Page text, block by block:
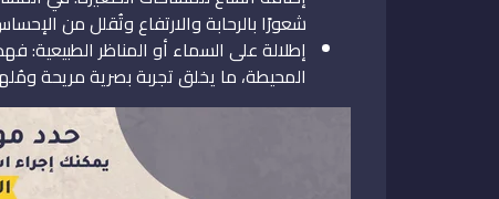
شعورًا بالرحابة والارتفاع وتُقلل من
إطلالة على السماء أو المناظر الطبيعية:
المحيطة، ما يخلق تجربة بصرية مريحة